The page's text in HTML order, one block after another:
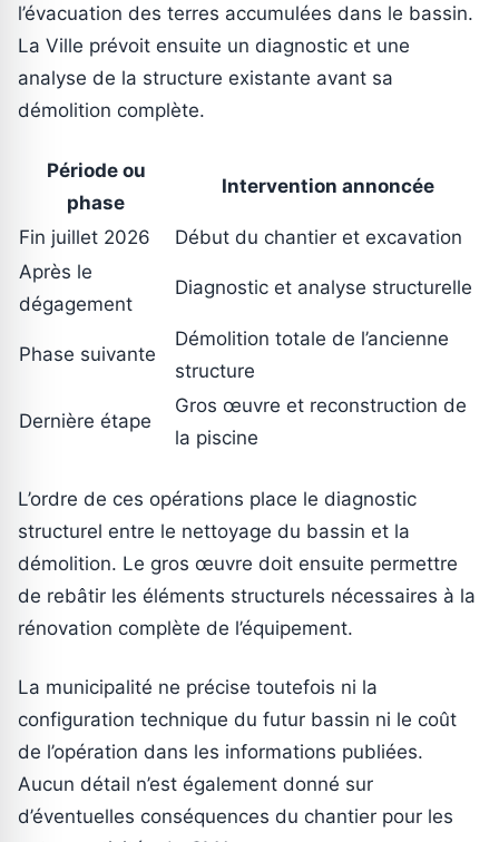
l’évacuation des terres accumulées dans le bassin.
La Ville prévoit ensuite un diagnostic et une
analyse de la structure existante avant sa
démolition complète.
Période ou
phase
Intervention annoncée
Fin juillet 2026
Début du chantier et excavation
Après le
dégagement
Diagnostic et analyse structurelle
Phase suivante
Démolition totale de l’ancienne
structure
Dernière étape
Gros œuvre et reconstruction de
la piscine
L’ordre de ces opérations place le diagnostic
structurel entre le nettoyage du bassin et la
démolition. Le gros œuvre doit ensuite permettre
de rebâtir les éléments structurels nécessaires à la
rénovation complète de l’équipement.
La municipalité ne précise toutefois ni la
configuration technique du futur bassin ni le coût
de l’opération dans les informations publiées.
Aucun détail n’est également donné sur
d’éventuelles conséquences du chantier pour les